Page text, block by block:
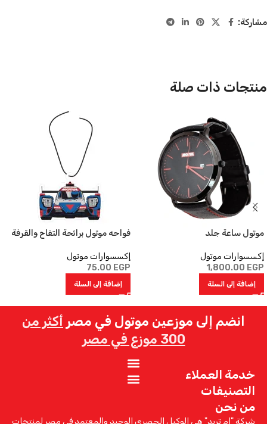
مشاركة:
منتجات ذات صلة
موتول ساعة جلد
إكسسوارات موتول
1,800.00 EGP
إضافة إلى السلة
فواحه موتول برائحة التفاح والقرفة
إكسسوارات موتول
75.00 EGP
إضافة إلى السلة
انضم إلى موزعين موتول في مصر أكثر من
300 موزع في مصر
خدمة العملاء
التصنيفات
من نحن
شركة "إم تريد" هي الوكيل الحصري الوحيد والمعتمد في مصر لمنتجات